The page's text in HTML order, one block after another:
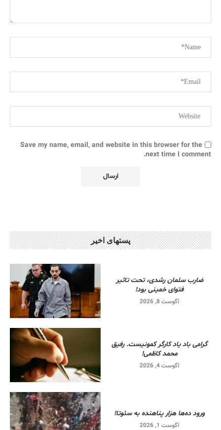
Save my name, email, and website in this browser for the
next time I comment.
پستهای اخیر
ضارب سلمان رشدی، تحت تاثیر
فتوای خمینی بود!
آگوست 8, 2026
گرامی باد یاد کارگر کمونیست. رفیق
محمد کاظمی!
آگوست 4, 2026
ورود ده‌ها هزار پناهنده به سئوتا!
آگوست 1, 2026